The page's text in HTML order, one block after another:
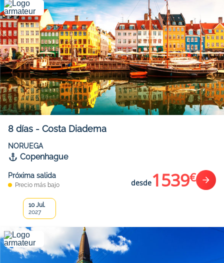
8 días - Costa Diadema
NORUEGA
Copenhague
Próxima salida
Precio más bajo desde1539€
10 Jul.
2027